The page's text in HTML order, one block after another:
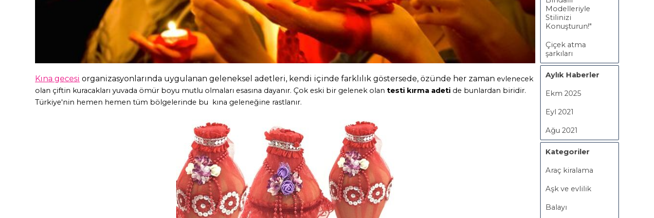
Kına gecesi organizasyonlarında uygulanan geleneksel adetleri, kendi içinde farklılık göstersede, özünde her zaman evlenecek
olan çiftin kuracakları yuvada ömür boyu mutlu olmaları esasına dayanır. Çok eski bir gelenek olan testi kırma adeti de bunlardan biridir.
Türkiye'nin hemen hemen tüm bölgelerinde bu kına geleneğine rastlanır.
Modelleriyle
Stilinizi
Konuşturun!"
Çiçek atma
şarkıları
Aylık Haberler
Ekm 2025
Eyl 2021
Ağu 2021
Kategoriler
Araç kiralama
Aşk ve evlilik
Balayı